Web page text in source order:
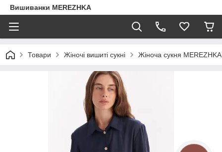
Вишиванки MEREZHKA
Товари Жіночі вишиті сукні Жіноча сукня